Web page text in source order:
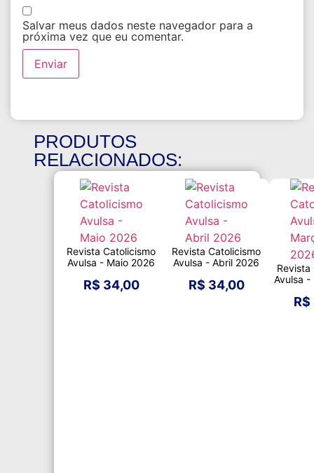
Salvar meus dados neste navegador para a
próxima vez que eu comentar.
PRODUTOS
RELACIONADOS:
Revista Catolicismo
Avulsa - Maio 2026
R$ 34,00
Revista Catolicismo
Avulsa - Abril 2026
R$ 34,00
Revista
Avulsa
R$